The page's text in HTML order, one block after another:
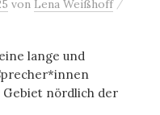
von Lena Weißhoff
lange und
nördlich der